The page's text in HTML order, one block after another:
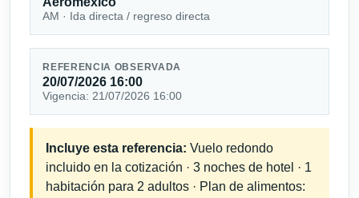
AM · Ida directa / regreso directa
REFERENCIA OBSERVADA
20/07/2026 16:00
Vigencia: 21/07/2026 16:00
Incluye esta referencia: Vuelo redondo
incluido en la cotización · 3 noches de hotel · 1
habitación para 2 adultos · Plan de alimentos: